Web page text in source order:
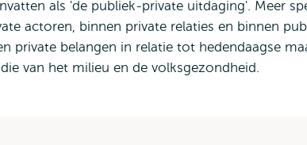
als 'de publiek-private uitdaging'. Meer
actoren, binnen private relaties en binnen
private belangen in relatie tot hedendaagse
van het milieu en de volksgezondheid.